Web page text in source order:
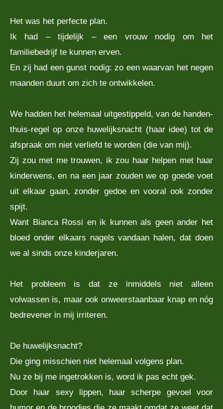
Het was het perfecte plan.
Ik had – tijdelijk – een vrouw nodig om het
familiebedrijf te kunnen erven.
En zij had een gunst nodig: zo een waarvan het negen
maanden duurt om zich te ontwikkelen.
We hadden het helemaal uitgestippeld, van de handen-
thuis-regel op onze huwelijksnacht (haar idee) tot de
afspraak om niet verliefd te worden (die van mij).
Zij zou met me trouwen, ik zou haar helpen met haar
kinderwens, en na een jaar zouden we op goede voet
uit elkaar gaan, zonder gedoe en vooral ook zonder
spijt.
Want Bianca Rossi en ik kunnen als geen ander het
bloed onder elkaars nagels vandaan halen, dat doen
we al sinds onze kinderjaren.
Het probleem is dat ze inmiddels niet alleen
volwassen is, maar ook onweerstaanbaar knap en nóg
bedrevener in mij irriteren.
De huwelijksnacht?
Die ging misschien niet helemaal volgens plan.
Nu ze bij me ingetrokken is, word ik pas echt gek.
Door haar sexy lippen, haar scherpe gevoel voor